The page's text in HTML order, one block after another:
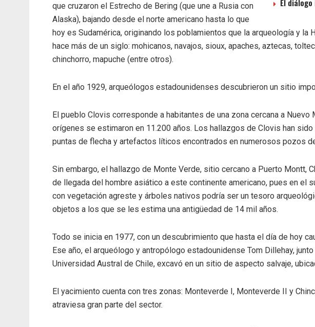
El
que cruzaron el Estrecho de Bering (que une a Rusia con
Alaska), bajando desde el norte americano hasta lo que
hoy es Sudamérica, originando los poblamientos que la arqueología y la
hace más de un siglo: mohicanos, navajos, sioux, apaches, aztecas,
chinchorro, mapuche (entre otros).
En el año 1929, arqueólogos estadounidenses descubrieron un sitio
El pueblo Clovis corresponde a habitantes de una zona cercana a
orígenes se estimaron en 11.200 años. Los hallazgos de Clovis han
puntas de flecha y artefactos líticos encontrados en numerosos pozos
Sin embargo, el hallazgo de Monte Verde, sitio cercano a Puerto Montt,
de llegada del hombre asiático a este continente americano, pues en el
con vegetación agreste y árboles nativos podría ser un tesoro
objetos a los que se les estima una antigüedad de 14 mil años.
Todo se inicia en 1977, con un descubrimiento que hasta el día de hoy
Ese año, el arqueólogo y antropólogo estadounidense Tom Dillehay,
Universidad Austral de Chile, excavó en un sitio de aspecto salvaje,
El yacimiento cuenta con tres zonas: Monteverde I, Monteverde II y
atraviesa gran parte del sector.